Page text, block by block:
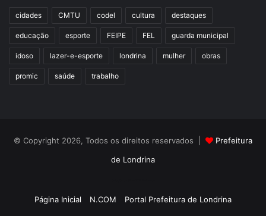
cidades CMTU codel cultura destaques
educação esporte FEIPE FEL guarda municipal
idoso lazer-e-esporte londrina mulher obras
promic saúde trabalho
© Copyright 2026, Todos os direitos reservados |
Prefeitura
de Londrina
Página Inicial N.COM Portal Prefeitura de Londrina